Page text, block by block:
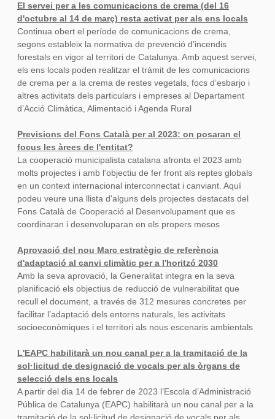
El servei per a les comunicacions de crema (del 16
d'octubre al 14 de març) resta activat per als ens locals
Continua obert el període de comunicacions de crema,
segons estableix la normativa de prevenció d’incendis
forestals en vigor al territori de Catalunya. Amb aquest servei,
els ens locals poden realitzar el tràmit de les comunicacions
de crema per a la crema de restes vegetals, focs d’esbarjo i
altres activitats dels particulars i empreses al Departament
d’Acció Climàtica, Alimentació i Agenda Rural
Previsions del Fons Català per al 2023: on posaran el
focus les àrees de l'entitat?
La cooperació municipalista catalana afronta el 2023 amb
molts projectes i amb l'objectiu de fer front als reptes globals
en un context internacional interconnectat i canviant. Aquí
podeu veure una llista d'alguns dels projectes destacats del
Fons Català de Cooperació al Desenvolupament que es
coordinaran i desenvoluparan en els propers mesos
Aprovació del nou Marc estratègic de referència
d'adaptació al canvi climàtic per a l'horitzó 2030
Amb la seva aprovació, la Generalitat integra en la seva
planificació els objectius de reducció de vulnerabilitat que
recull el document, a través de 312 mesures concretes per
facilitar l’adaptació dels entorns naturals, les activitats
socioeconòmiques i el territori als nous escenaris ambientals
L'EAPC habilitarà un nou canal per a la tramitació de la
sol·licitud de designació de vocals per als òrgans de
selecció dels ens locals
A partir del dia 14 de febrer de 2023 l’Escola d’Administració
Pública de Catalunya (EAPC) habilitarà un nou canal per a la